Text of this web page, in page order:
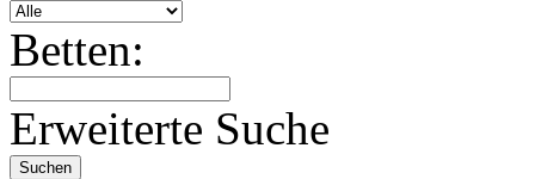
Betten:
Erweiterte Suche